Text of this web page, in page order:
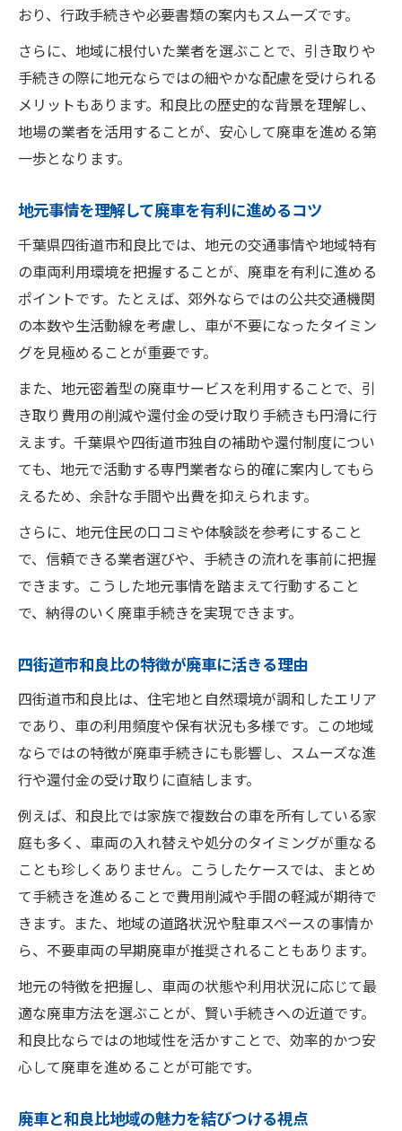
おり、行政手続きや必要書類の案内もスムーズです。
さらに、地域に根付いた業者を選ぶことで、引き取りや
手続きの際に地元ならではの細やかな配慮を受けられる
メリットもあります。和良比の歴史的な背景を理解し、
地場の業者を活用することが、安心して廃車を進める第
一歩となります。
地元事情を理解して廃車を有利に進めるコツ
千葉県四街道市和良比では、地元の交通事情や地域特有
の車両利用環境を把握することが、廃車を有利に進める
ポイントです。たとえば、郊外ならではの公共交通機関
の本数や生活動線を考慮し、車が不要になったタイミン
グを見極めることが重要です。
また、地元密着型の廃車サービスを利用することで、引
き取り費用の削減や還付金の受け取り手続きも円滑に行
えます。千葉県や四街道市独自の補助や還付制度につい
ても、地元で活動する専門業者なら的確に案内してもら
えるため、余計な手間や出費を抑えられます。
さらに、地元住民の口コミや体験談を参考にすること
で、信頼できる業者選びや、手続きの流れを事前に把握
できます。こうした地元事情を踏まえて行動すること
で、納得のいく廃車手続きを実現できます。
四街道市和良比の特徴が廃車に活きる理由
四街道市和良比は、住宅地と自然環境が調和したエリア
であり、車の利用頻度や保有状況も多様です。この地域
ならではの特徴が廃車手続きにも影響し、スムーズな進
行や還付金の受け取りに直結します。
例えば、和良比では家族で複数台の車を所有している家
庭も多く、車両の入れ替えや処分のタイミングが重なる
ことも珍しくありません。こうしたケースでは、まとめ
て手続きを進めることで費用削減や手間の軽減が期待で
きます。また、地域の道路状況や駐車スペースの事情か
ら、不要車両の早期廃車が推奨されることもあります。
地元の特徴を把握し、車両の状態や利用状況に応じて最
適な廃車方法を選ぶことが、賢い手続きへの近道です。
和良比ならではの地域性を活かすことで、効率的かつ安
心して廃車を進めることが可能です。
廃車と和良比地域の魅力を結びつける視点